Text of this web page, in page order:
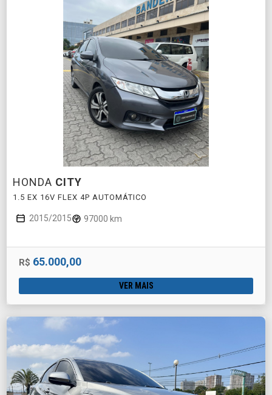
HONDA CITY
1.5 EX 16V FLEX 4P AUTOMÁTICO
2015/2015 97000 km
R$ 65.000,00
VER MAIS